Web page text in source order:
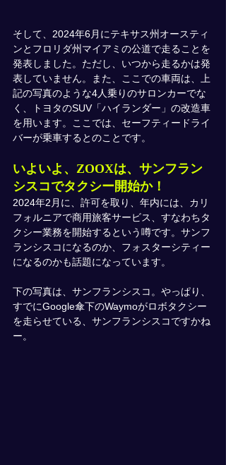
そして、2024年6月にテキサス州オースティ
ンとフロリダ州マイアミの公道で走ることを
発表しました。ただし、いつから走るかは発
表していません。また、ここでの車両は、上
記の写真のような4人乗りのサロンカーでな
く、トヨタのSUV「ハイランダー」の改造車
を用います。ここでは、セーフティードライ
バーが乗車するとのことです。
いよいよ、ZOOXは、サンフラン
シスコでタクシー開始か！
2024年2月に、許可を取り、年内には、カリ
フォルニアで商用旅客サービス、すなわちタ
クシー業務を開始するという噂です。サンフ
ランシスコになるのか、フォスターシティー
になるのかも話題になっています。
下の写真は、サンフランシスコ。やっぱり、
すでにGoogle傘下のWaymoがロボタクシー
を走らせている、サンフランシスコですかね
ー。